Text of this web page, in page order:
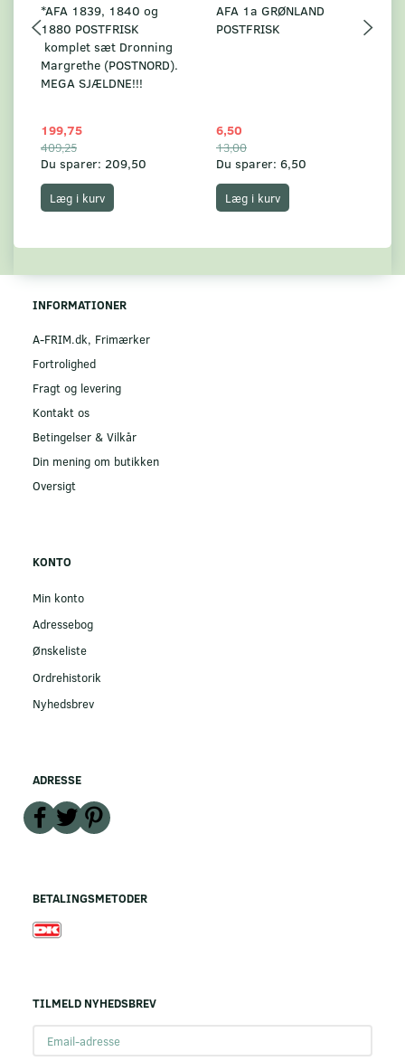
*AFA 1839, 1840 og
1880 POSTFRISK
komplet sæt Dronning
Margrethe (POSTNORD).
MEGA SJÆLDNE!!!
199,75
409,25
Du sparer: 209,50
Læg i kurv
AFA 1a GRØNLAND
POSTFRISK
6,50
13,00
Du sparer: 6,50
Læg i kurv
INFORMATIONER
A-FRIM.dk, Frimærker
Fortrolighed
Fragt og levering
Kontakt os
Betingelser & Vilkår
Din mening om butikken
Oversigt
KONTO
Min konto
Adressebog
Ønskeliste
Ordrehistorik
Nyhedsbrev
ADRESSE
BETALINGSMETODER
TILMELD NYHEDSBREV
adresse